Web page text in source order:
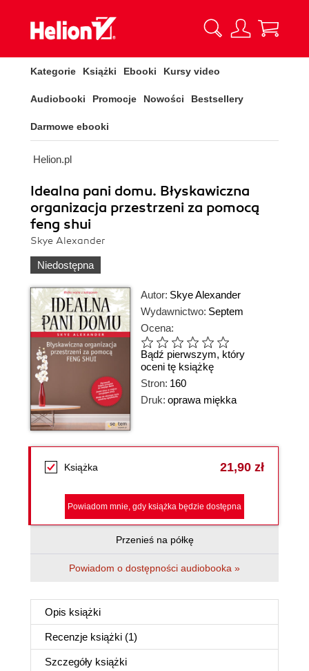
Kategorie Książki Ebooki Kursy video
Audiobooki Promocje Nowości Bestsellery
Darmowe ebooki
Helion.pl
Idealna pani domu. Błyskawiczna
organizacja przestrzeni za pomocą
feng shui
Skye Alexander
Niedostępna
Autor: Skye Alexander
Wydawnictwo: Septem
Ocena:
Bądź pierwszym, który
oceni tę książkę
Stron: 160
Druk: oprawa miękka
Książka 21,90 zł
Powiadom mnie, gdy książka będzie dostępna
Przenieś na półkę
Powiadom o dostępności audiobooka »
Opis książki
Recenzje książki (1)
Szczegóły książki